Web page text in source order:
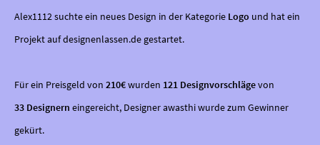
Alex1112 suchte ein neues Design in der Kategorie Logo und hat ein
Projekt auf designenlassen.de gestartet.
Für ein Preisgeld von 210€wurden 121 Designvorschlägevon
33 Designern eingereicht, Designer awasthi wurde zum Gewinner
gekürt.